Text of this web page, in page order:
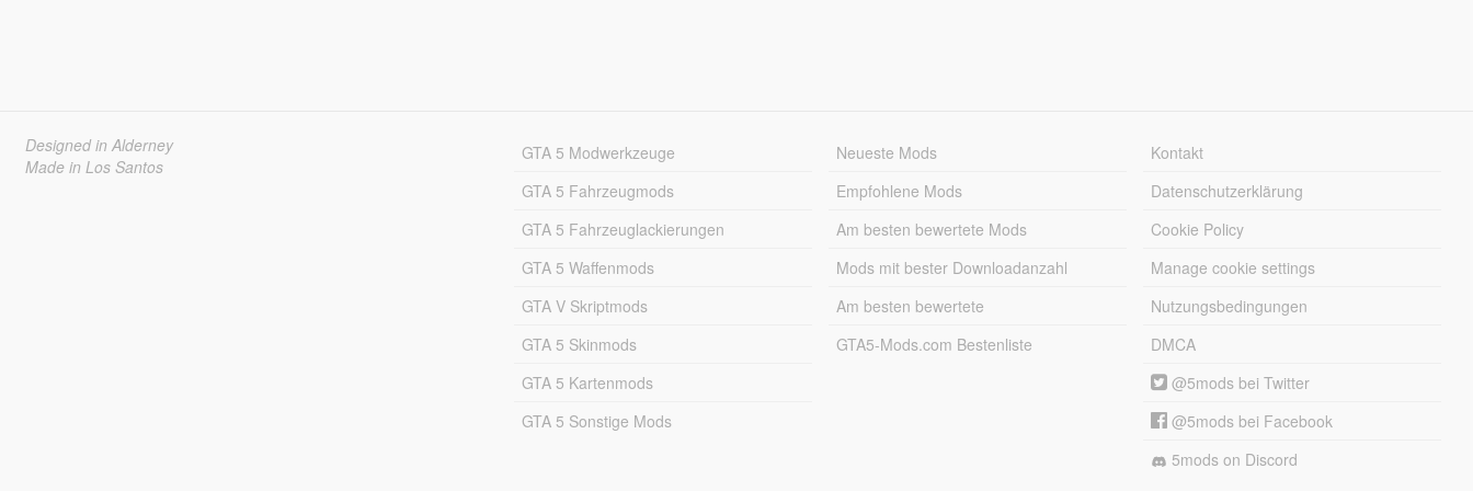
Designed in Alderney
Made in Los Santos
GTA 5 Modwerkzeuge
GTA 5 Fahrzeugmods
GTA 5 Fahrzeuglackierungen
GTA 5 Waffenmods
GTA V Skriptmods
GTA 5 Skinmods
GTA 5 Kartenmods
GTA 5 Sonstige Mods
Neueste Mods
Empfohlene Mods
Am besten bewertete Mods
Mods mit bester Downloadanzahl
Am besten bewertete
GTA5-Mods.com Bestenliste
Kontakt
Datenschutzerklärung
Cookie Policy
Manage cookie settings
Nutzungsbedingungen
DMCA
@5mods bei Twitter
@5mods bei Facebook
5mods on Discord